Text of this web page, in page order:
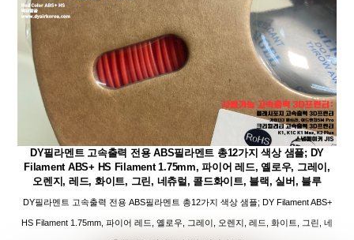
DY필라멘트 고속출력 전용 ABS필라멘트 총12가지 색상 샘플; DY
Filament ABS+ HS Filament 1.75mm, 파이어 레드, 옐로우, 그레이,
오렌지, 레드, 화이트, 그린, 네츄럴, 콜드화이트, 블랙, 실버, 블루
DY필라멘트 고속출력 전용 ABS필라멘트 총12가지 색상 샘플; DY Filament ABS+
HS Filament 1.75mm, 파이어 레드, 옐로우, 그레이, 오렌지, 레드, 화이트, 그린, 네